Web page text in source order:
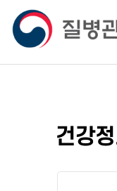
건강